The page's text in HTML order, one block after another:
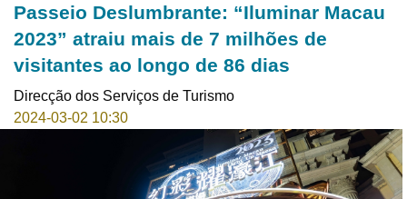
Passeio Deslumbrante: “Iluminar Macau
2023” atraiu mais de 7 milhões de
visitantes ao longo de 86 dias
Direcção dos Serviços de Turismo
2024-03-02 10:30